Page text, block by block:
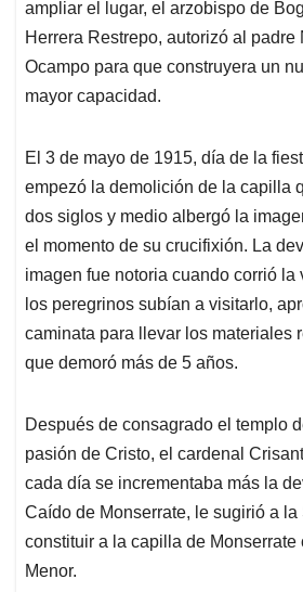
ampliar el lugar, el arzobispo de
Herrera Restrepo, autorizó al padre
Ocampo para que construyera un
mayor capacidad.
El 3 de mayo de 1915, día de la
empezó la demolición de la capilla
dos siglos y medio albergó la
el momento de su crucifixión. La
imagen fue notoria cuando corrió la
los peregrinos subían a visitarlo,
caminata para llevar los materiales
que demoró más de 5 años.
Después de consagrado el templo
pasión de Cristo, el cardenal
cada día se incrementaba más la
Caído de Monserrate, le sugirió a la
constituir a la capilla de Monserrate
Menor.